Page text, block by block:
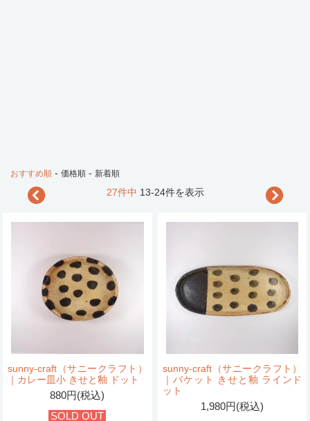
おすすめ順 - 価格順 - 新着順
27件中 13-24件を表示
sunny-craft（サニークラフト）
｜カレー皿小 きせと釉 ドット
880円(税込)
SOLD OUT
sunny-craft（サニークラフト）
｜バケット きせと釉 ラインド
ット
1,980円(税込)